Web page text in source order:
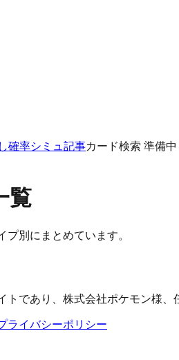
確率シミュ 記事カード検索 準備中
覧
別にまとめています。
であり、株式会社ポケモン様、
ライバシーポリシー